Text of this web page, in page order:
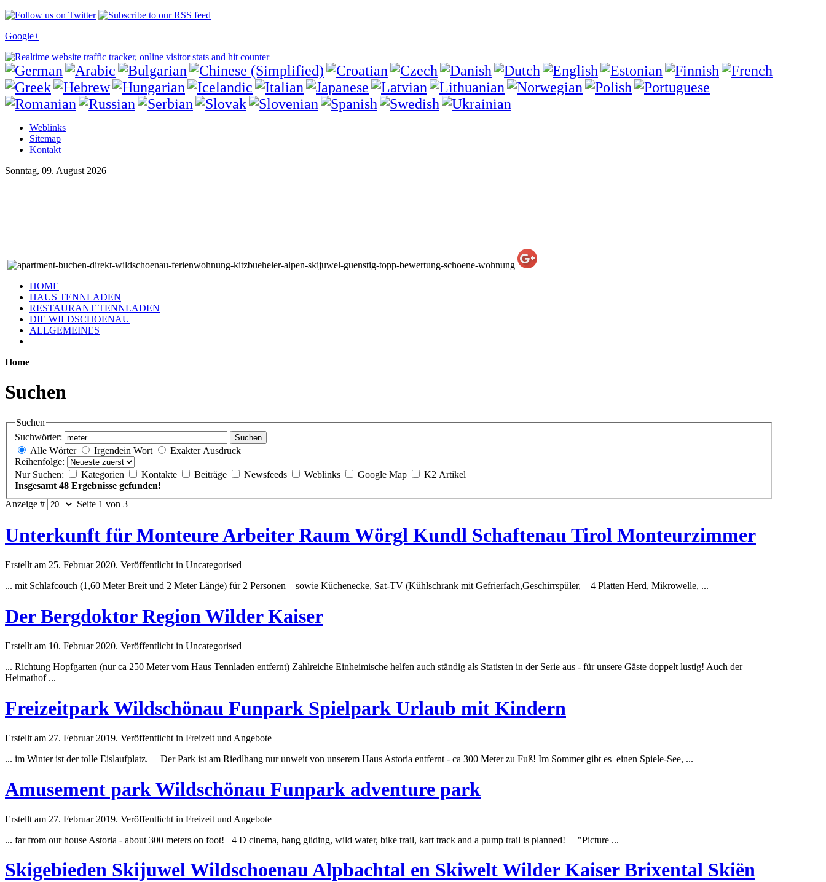
Google+
Weblinks
Sitemap
Kontakt
Sonntag, 09. August 2026
HOME
HAUS TENNLADEN
RESTAURANT TENNLADEN
DIE WILDSCHOENAU
ALLGEMEINES
Home
Suchen
Suchen
Suchwörter:
Suchen
Alle Wörter Irgendein Wort
Exakter Ausdruck
Reihenfolge:
Nur Suchen:
Kategorien Kontakte Beiträge Newsfeeds Weblinks Google Map
K2 Artikel
Insgesamt 48 Ergebnisse gefunden!
Anzeige #
Seite 1 von 3
Unterkunft für Monteure Arbeiter Raum Wörgl Kundl Schaftenau Tirol Monteurzimmer
Erstellt am 25. Februar 2020. Veröffentlicht in Uncategorised
... mit Schlafcouch (1,60 MeterBreit und 2 MeterLänge) für 2 Personen sowie Küchenecke, Sat-TV (Kühlschrank mit Gefrierfach,Geschirrspüler, 4 Platten Herd, Mikrowelle, ...
Der Bergdoktor Region Wilder Kaiser
Erstellt am 10. Februar 2020. Veröffentlicht in Uncategorised
... Richtung Hopfgarten (nur ca 250 Metervom Haus Tennladen entfernt) Zahlreiche Einheimische helfen auch ständig als Statisten in der Serie aus - für unsere Gäste doppelt lustig! Auch der
Heimathof ...
Freizeitpark Wildschönau Funpark Spielpark Urlaub mit Kindern
Erstellt am 27. Februar 2019. Veröffentlicht in Freizeit und Angebote
... im Winter ist der tolle Eislaufplatz. Der Park ist am Riedlhang nur unweit von unserem Haus Astoria entfernt - ca 300 Meterzu Fuß! Im Sommer gibt es einen Spiele-See, ...
Amusement park Wildschönau Funpark adventure park
Erstellt am 27. Februar 2019. Veröffentlicht in Freizeit und Angebote
... far from our house Astoria - about 300 meters on foot! 4 D cinema, hang gliding, wild water, bike trail, kart track and a pump trail is planned! "Picture ...
Skigebieden Skijuwel Wildschoenau Alpbachtal en Skiwelt Wilder Kaiser Brixental Skiën